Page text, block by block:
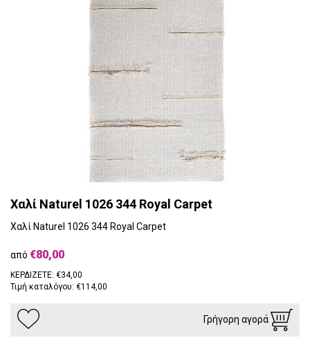
Χαλί Naturel 1026 344 Royal Carpet
Χαλί Naturel 1026 344 Royal Carpet
από €80,00
ΚΕΡΔΙΖΕΤΕ: €34,00
Τιμή καταλόγου: €114,00
Γρήγορη αγορά